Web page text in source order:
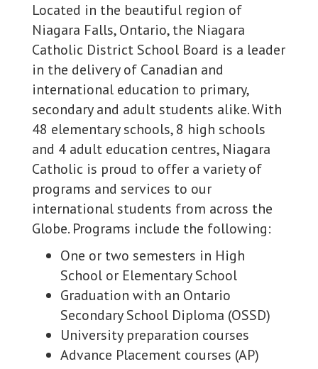
Located in the beautiful region of
Niagara Falls, Ontario, the Niagara
Catholic District School Board is a leader
in the delivery of Canadian and
international education to primary,
secondary and adult students alike. With
48 elementary schools, 8 high schools
and 4 adult education centres, Niagara
Catholic is proud to offer a variety of
programs and services to our
international students from across the
Globe. Programs include the following:
One or two semesters in High
School or Elementary School
Graduation with an Ontario
Secondary School Diploma (OSSD)
University preparation courses
Advance Placement courses (AP)